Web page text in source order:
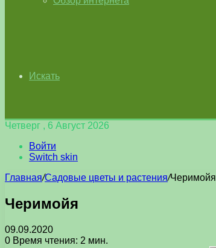
Искать
Четверг , 6 Август 2026
Войти
Switch skin
Главная/Садовые цветы и растения/Черимойя
Черимойя
09.09.2020
0 Время чтения: 2 мин.